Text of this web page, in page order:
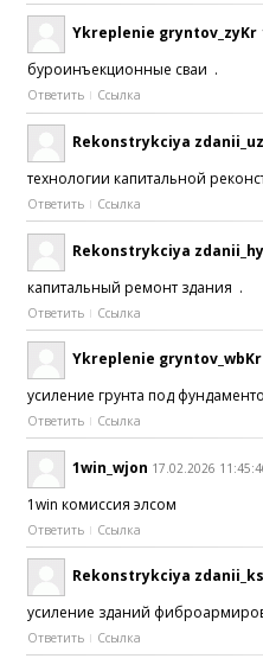
Ykreplenie gryntov_zyKr
буроинъекционные сваи .
Ответить Ссылка
Rekonstrykciya
технологии капитальной
Ответить Ссылка
Rekonstrykciya
капитальный ремонт здания .
Ответить Ссылка
Ykreplenie gryntov_wbKr
усиление грунта под
Ответить Ссылка
1win_wjon 17.02.2026
1win комиссия элсом
Ответить Ссылка
Rekonstrykciya
усиление зданий
Ответить Ссылка